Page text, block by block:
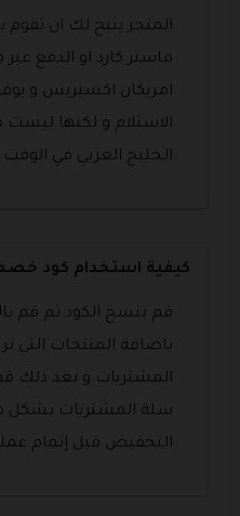
المتجر يتيح لك ان تقوم
ماستر كارد او الدفع
امريكان اكسبريس و
الاستلام و لكنها
الخليج العربي في الوقت
كيفية استخدام كود
قم بنسخ الكود ثم قم
باضافة المنتجات التي
المشتريات و بعد ذلك
سلة المشتريات بشكل
التخفيض قبل إتمام